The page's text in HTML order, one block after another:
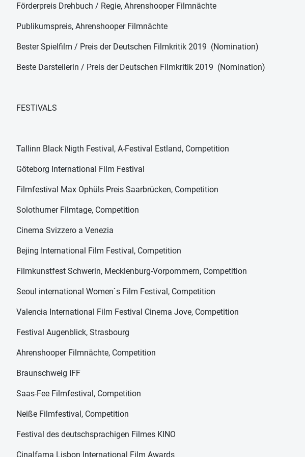
Förderpreis Drehbuch / Regie, Ahrenshooper Filmnächte
Publikumspreis, Ahrenshooper Filmnächte
Bester Spielfilm / Preis der Deutschen Filmkritik 2019 (Nomination)
Beste Darstellerin / Preis der Deutschen Filmkritik 2019 (Nomination)
FESTIVALS
Tallinn Black Nigth Festival, A-Festival Estland, Competition
Göteborg International Film Festival
Filmfestival Max Ophüls Preis Saarbrücken, Competition
Solothurner Filmtage, Competition
Cinema Svizzero a Venezia
Bejing International Film Festival, Competition
Filmkunstfest Schwerin, Mecklenburg-Vorpommern, Competition
Seoul international Women`s Film Festival, Competition
Valencia International Film Festival Cinema Jove, Competition
Festival Augenblick, Strasbourg
Ahrenshooper Filmnächte, Competition
Braunschweig IFF
Saas-Fee Filmfestival, Competition
Neiße Filmfestival, Competition
Festival des deutschsprachigen Filmes KINO
Cinalfama Lisbon International Film Awards